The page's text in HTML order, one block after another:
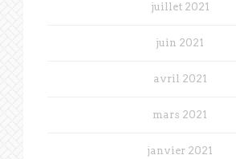
juillet 2021
juin 2021
avril 2021
mars 2021
janvier 2021